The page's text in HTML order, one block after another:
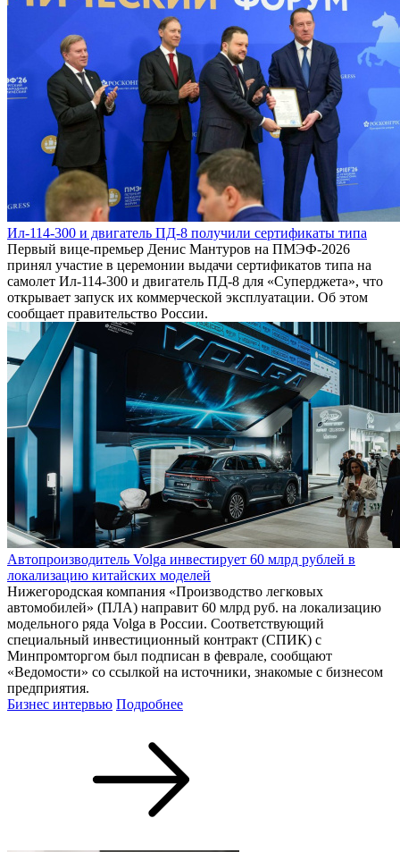
Ил-114-300 и двигатель ПД-8 получили сертификаты типа
Первый вице-премьер Денис Мантуров на ПМЭФ-2026
принял участие в церемонии выдачи сертификатов типа на
самолет Ил-114-300 и двигатель ПД-8 для «Суперджета», что
открывает запуск их коммерческой эксплуатации. Об этом
сообщает правительство России.
Автопроизводитель Volga инвестирует 60 млрд рублей в
локализацию китайских моделей
Нижегородская компания «Производство легковых
автомобилей» (ПЛА) направит 60 млрд руб. на локализацию
модельного ряда Volga в России. Соответствующий
специальный инвестиционный контракт (СПИК) с
Минпромторгом был подписан в феврале, сообщают
«Ведомости» со ссылкой на источники, знакомые с бизнесом
предприятия.
Бизнес интервью Подробнее